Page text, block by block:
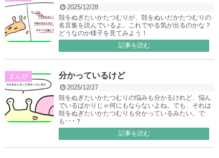
2025/12/28
殻をぬぎたいかたつむりが、殻をぬいだかたつむりの
名言集を読んでいるよ。これでやる気が出るのかな？
どうなのか様子を見てみよう！
記事を読む
分かっているけど
2025/12/27
まんが
殻をぬぎたいかたつむりの悩みも分かるけれど、悩ん
でいるばかりじゃ何にもならないよね。でも、それは
殻をぬぎたいかたつむりも分かっているみたい。で
も･･･？
記事を読む